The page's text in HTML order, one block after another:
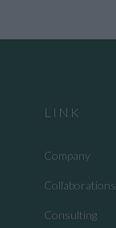
LINK
Company
Collaborations
Consulting